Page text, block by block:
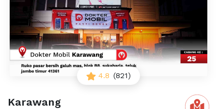
4.8 (821)
Karawang